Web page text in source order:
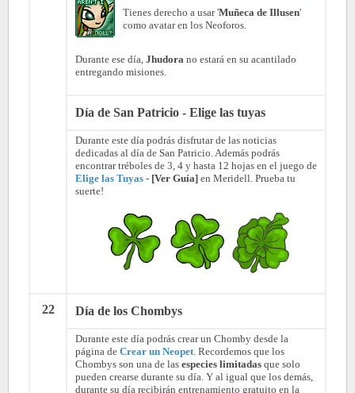
Tienes derecho a usar 'Muñeca de Illusen'
como avatar en los Neoforos.
Durante ese día, Jhudora no estará en su acantilado
entregando misiones.
Día de San Patricio - Elige las tuyas
Durante este día podrás disfrutar de las noticias
dedicadas al día de San Patricio. Además podrás
encontrar tréboles de 3, 4 y hasta 12 hojas en el juego de
Elige las Tuyas - [Ver Guía] en Meridell. Prueba tu
suerte!
22 Día de los Chombys
Durante este día podrás crear un Chomby desde la
página de Crear un Neopet . Recordemos que los
Chombys son una de las especies limitadas que solo
pueden crearse durante su día. Y al igual que los demás,
durante su día recibirán entrenamiento gratuito en la